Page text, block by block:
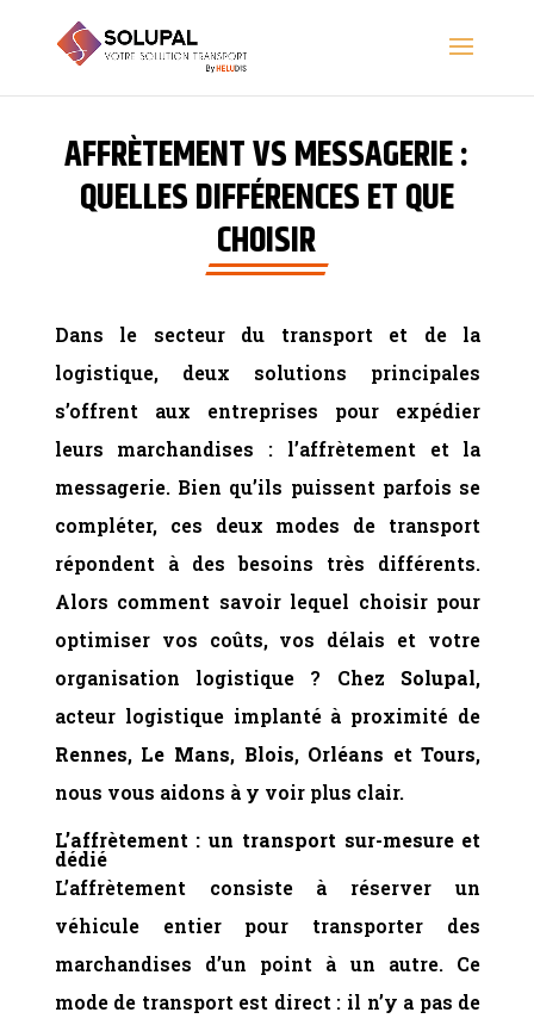
AFFRÈTEMENT VS MESSAGERIE :
QUELLES DIFFÉRENCES ET QUE
CHOISIR
Dans le secteur du transport et de la
logistique, deux solutions principales
s’offrent aux entreprises pour expédier
leurs marchandises : l’affrètement et la
messagerie. Bien qu’ils puissent parfois se
compléter, ces deux modes de transport
répondent à des besoins très différents.
Alors comment savoir lequel choisir pour
optimiser vos coûts, vos délais et votre
organisation logistique ? Chez Solupal,
acteur logistique implanté à proximité de
Rennes, Le Mans, Blois, Orléans etTours,
nous vous aidons à y voir plus clair.
L’affrètement : un transport sur-mesure et
dédié
L’affrètement consiste à réserver un
véhicule entier pour transporter des
marchandises d’un point à un autre. Ce
mode de transport est direct : il n’y a pas de